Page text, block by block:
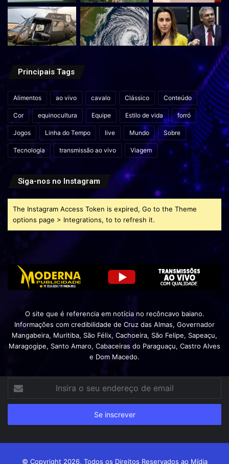
Principais Tags
Alimentos ao vivo cavalo Clássico Conteúdo
Cor equinocultura Equipe Estilo de vida forró
Jogos Linha do Tempo live Mundo Sobre
Tecnologia transmissão ao vivo Viagem
Siga-nos no Instagram
The Instagram Access Token is expired, Go to the Theme
options page > Integrations, to to refresh it.
O site que é referencia em notícia no recôncavo baiano.
Informações com credibilidade de Cruz das Almas, Governador
Mangabeira, Muritiba, São Félix, Cachoeira, São Felipe, Sapeaçu,
Maragogipe, Santo Amaro, Cabaceiras do Paraguaçu, Castro Alves
e Dom Macedo.
seu
de
© Copyright 2026, Todos os Direitos Reservados ao Mídia